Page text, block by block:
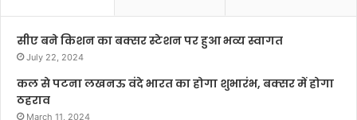
सीए बने किशन का बक्सर स्टेशन पर हुआ भव्य स्वागत
July 22, 2024
कल से पटना लखनऊ वंदे भारत का होगा शुभारंभ, बक्सर में होगा
ठहराव
March 11, 2024